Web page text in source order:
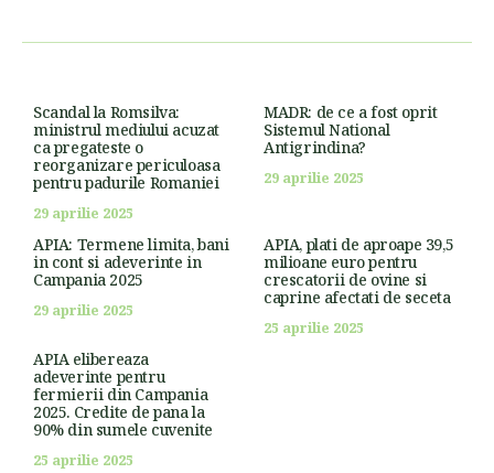
Scandal la Romsilva:
ministrul mediului acuzat
ca pregateste o
reorganizare periculoasa
pentru padurile Romaniei
29 aprilie 2025
MADR: de ce a fost oprit
Sistemul National
Antigrindina?
29 aprilie 2025
APIA: Termene limita, bani
in cont si adeverinte in
Campania 2025
29 aprilie 2025
APIA, plati de aproape 39,5
milioane euro pentru
crescatorii de ovine si
caprine afectati de seceta
25 aprilie 2025
APIA elibereaza
adeverinte pentru
fermierii din Campania
2025. Credite de pana la
90% din sumele cuvenite
25 aprilie 2025